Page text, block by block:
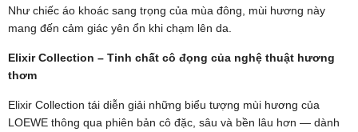
Như chiếc áo khoác sang trọng của mùa đông, mùi hương này
mang đến cảm giác yên ổn khi chạm lên da.
Elixir Collection – Tinh chất cô đọng của nghệ thuật hương
thơm
Elixir Collection tái diễn giải những biểu tượng mùi hương của
LOEWE thông qua phiên bản cô đặc, sâu và bền lâu hơn — dành